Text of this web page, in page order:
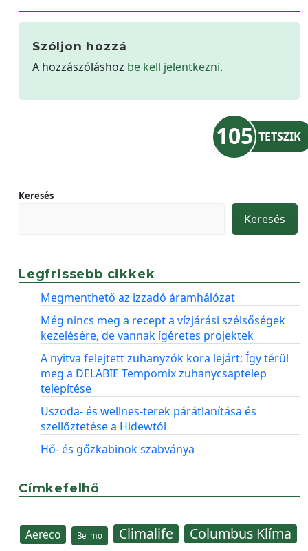
Szóljon hozzá
A hozzászóláshoz be kell jelentkezni.
105 TETSZIK
Keresés
Keresés
Legfrissebb cikkek
Megmenthető az izzadó áramhálózat
Még nincs meg a recept a vízjárási szélsőségek
kezelésére, de vannak ígéretes projektek
A nyitva felejtett zuhanyzók kora lejárt: Így térül
meg a DELABIE Tempomix zuhanycsaptelep
telepítése
Uszoda- és wellnes-terek párátlanítása és
szellőztetése a Hidewtól
Hő- és gőzkabinok szabványa
Címkefelhő
Aereco Belimo Climalife Columbus Klíma